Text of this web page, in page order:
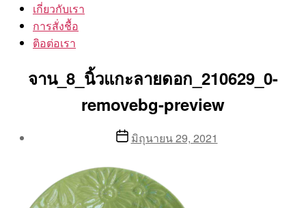
เกี่ยวกับเรา
การสั่งชื้อ
ติอต่อเรา
จาน_8_นิ้วแกะลายดอก_210629_0-
removebg-preview
Postมิถุนายน 29, 2021